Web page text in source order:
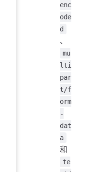
enc
ode
d
、
mu
lti
par
t/f
orm
-
dat
a
和
te